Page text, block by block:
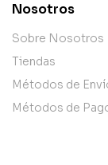
Nosotros
Sobre Nosotros
Tiendas
Métodos de
Métodos de